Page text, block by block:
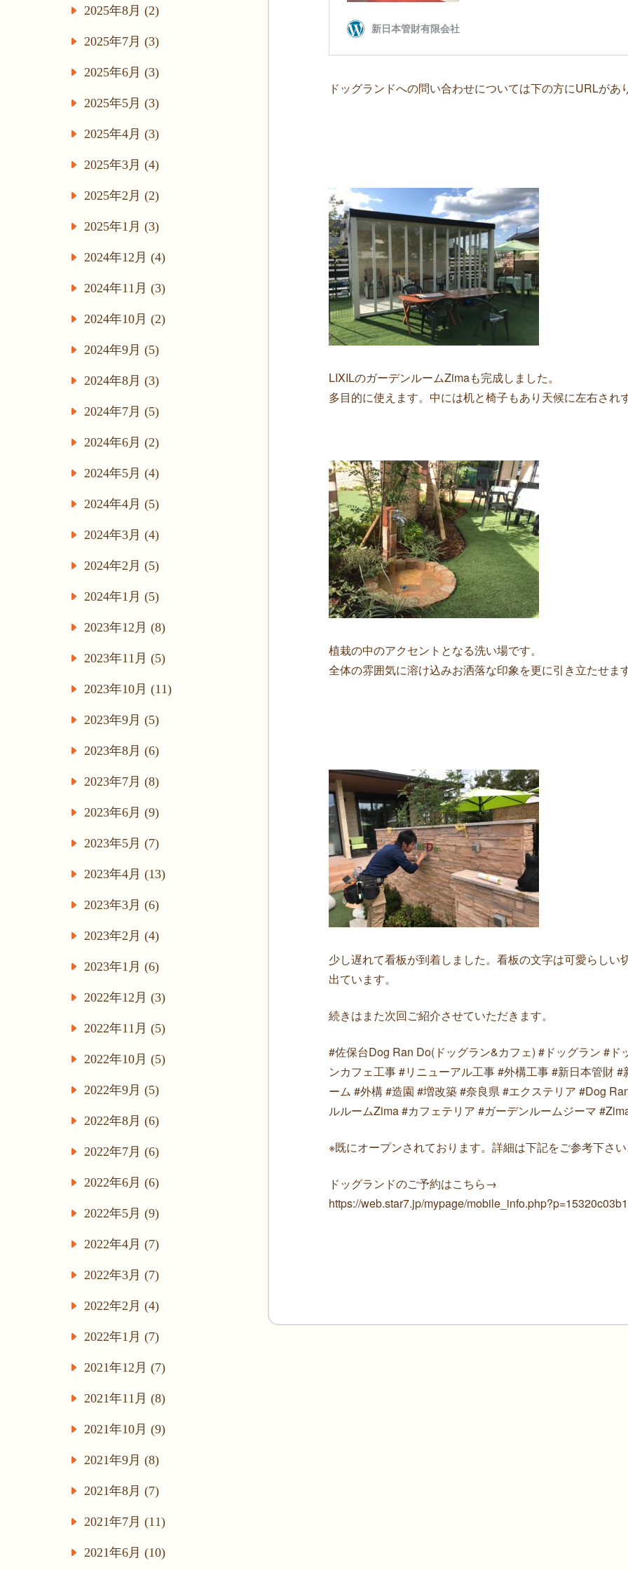
ドッグランドへの問い合わせについては下の方にURLが
LIXILのガーデンルームZimaも完成しました。
多目的に使えます。中には机と椅子もあり天候に左右され
植栽の中のアクセントとなる洗い場です。
全体の雰囲気に溶け込みお洒落な印象を更に引き立たせま
少し遅れて看板が到着しました。看板の文字は可愛らし
出ています。
続きはまた次回ご紹介させていただきます。
#佐保台Dog Ran Do(ドッグラン&カフェ) #ドッグラン #
ンカフェ工事 #リニューアル工事 #外構工事 #新日本管財
ーム #外構 #造園 #増改築 #奈良県 #エクステリア #Dog
ルルームZima #カフェテリア #ガーデンルームジーマ
※既にオープンされております。詳細は下記をご参考下さ
ドッグランドのご予約はこちら→
https://web.star7.jp/mypage/mobile_info.php?p=15320c03b1
2025年8月 (2)
2025年7月 (3)
2025年6月 (3)
2025年5月 (3)
2025年4月 (3)
2025年3月 (4)
2025年2月 (2)
2025年1月 (3)
2024年12月 (4)
2024年11月 (3)
2024年10月 (2)
2024年9月 (5)
2024年8月 (3)
2024年7月 (5)
2024年6月 (2)
2024年5月 (4)
2024年4月 (5)
2024年3月 (4)
2024年2月 (5)
2024年1月 (5)
2023年12月 (8)
2023年11月 (5)
2023年10月 (11)
2023年9月 (5)
2023年8月 (6)
2023年7月 (8)
2023年6月 (9)
2023年5月 (7)
2023年4月 (13)
2023年3月 (6)
2023年2月 (4)
2023年1月 (6)
2022年12月 (3)
2022年11月 (5)
2022年10月 (5)
2022年9月 (5)
2022年8月 (6)
2022年7月 (6)
2022年6月 (6)
2022年5月 (9)
2022年4月 (7)
2022年3月 (7)
2022年2月 (4)
2022年1月 (7)
2021年12月 (7)
2021年11月 (8)
2021年10月 (9)
2021年9月 (8)
2021年8月 (7)
2021年7月 (11)
2021年6月 (10)